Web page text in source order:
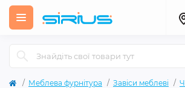
Меблева фурнітура Завіси меблеві